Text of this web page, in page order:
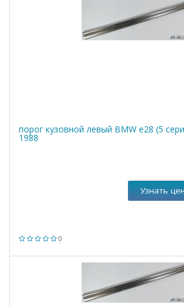
порог кузовной левый BMW е28 (5
1988
0
Узнать